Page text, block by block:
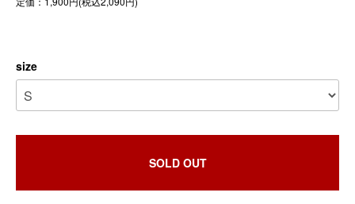
size
SOLD OUT